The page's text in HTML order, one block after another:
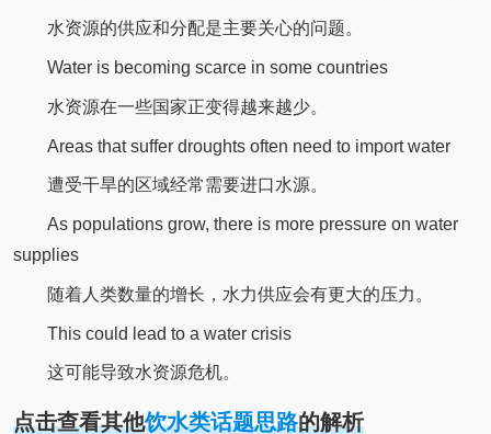
水资源的供应和分配是主要关心的问题。
Water is becoming scarce in some countries
水资源在一些国家正变得越来越少。
Areas that suffer droughts often need to import water
遭受干旱的区域经常需要进口水源。
As populations grow, there is more pressure on water
supplies
随着人类数量的增长，水力供应会有更大的压力。
This could lead to a water crisis
这可能导致水资源危机。
点击查看其他饮水类话题思路的解析